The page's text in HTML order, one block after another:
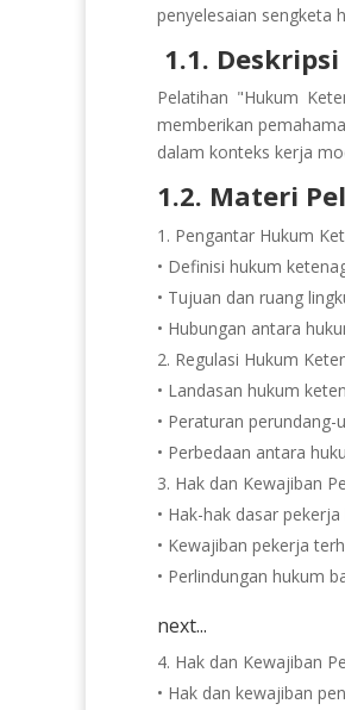
penyelesaian sengketa
1.1.
Pelatihan "Hukum
memberikan
dalam konteks kerja
1.2. Materi
Pengantar Hukum
• Definisi hukum
• Tujuan dan ruang
• Hubungan antara
Regulasi Hukum
• Landasan hukum
• Peraturan
• Perbedaan antara
Hak dan Kewajiban
• Hak-hak dasar
• Kewajiban pekerja
• Perlindungan hukum
next...
Hak dan Kewajiban
• Hak dan kewajiban